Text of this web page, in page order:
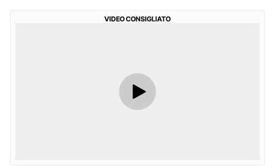
VIDEO CONSIGLIATO